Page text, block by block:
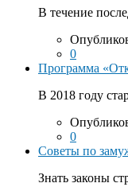
В течение
0
Программа
В 2018 году
0
Советы по
Знать законы